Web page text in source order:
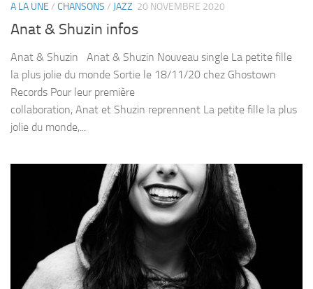
A LA UNE / CHANSONS / JAZZ 20 NOVEMBRE 2020
Anat & Shuzin infos
Anat & Shuzin Anat & Shuzin Nouveau single La petite fille
la plus jolie du monde Sortie le 18/11/20 chez Ghostown
Records Pour leur première
collaboration, Anat et Shuzin reprennent La petite fille la plus
jolie du monde,...